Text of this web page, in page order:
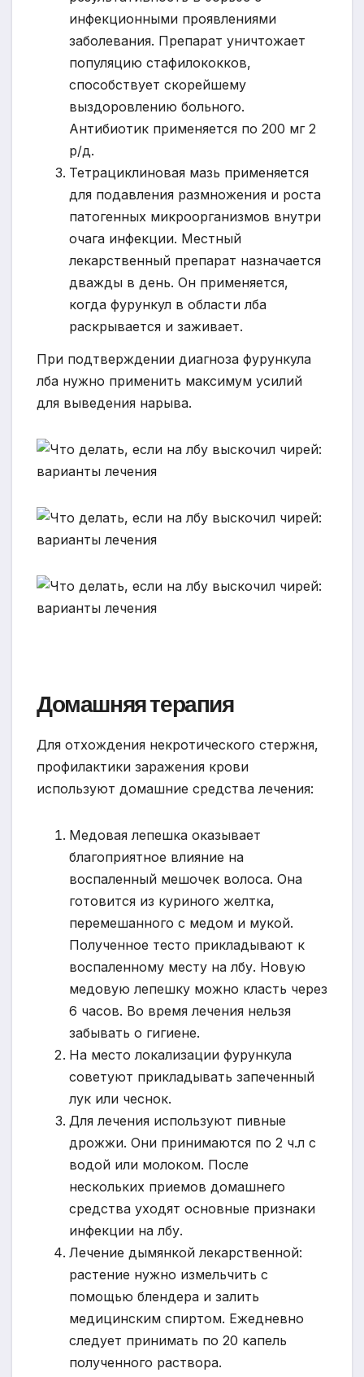
инфекционными проявлениями
заболевания. Препарат уничтожает
популяцию стафилококков,
способствует скорейшему
выздоровлению больного.
Антибиотик применяется по 200 мг 2
р/д.
Тетрациклиновая мазь применяется
для подавления размножения и роста
патогенных микроорганизмов внутри
очага инфекции. Местный
лекарственный препарат назначается
дважды в день. Он применяется,
когда фурункул в области лба
раскрывается и заживает.
При подтверждении диагноза фурункула
лба нужно применить максимум усилий
для выведения нарыва.
Домашняя терапия
Для отхождения некротического стержня,
профилактики заражения крови
используют домашние средства лечения:
Медовая лепешка оказывает
благоприятное влияние на
воспаленный мешочек волоса. Она
готовится из куриного желтка,
перемешанного с медом и мукой.
Полученное тесто прикладывают к
воспаленному месту на лбу. Новую
медовую лепешку можно класть через
6 часов. Во время лечения нельзя
забывать о гигиене.
На место локализации фурункула
советуют прикладывать запеченный
лук или чеснок.
Для лечения используют пивные
дрожжи. Они принимаются по 2 ч.л с
водой или молоком. После
нескольких приемов домашнего
средства уходят основные признаки
инфекции на лбу.
Лечение дымянкой лекарственной:
растение нужно измельчить с
помощью блендера и залить
медицинским спиртом. Ежедневно
следует принимать по 20 капель
полученного раствора.